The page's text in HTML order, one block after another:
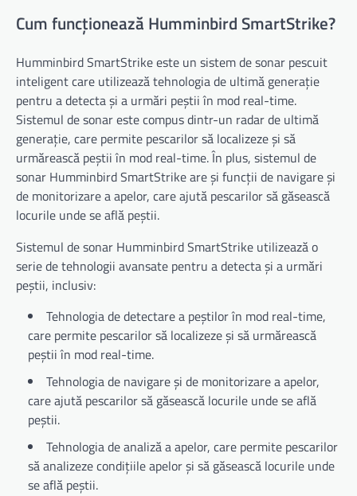
Cum funcționează Humminbird SmartStrike?
Humminbird SmartStrike este un sistem de sonar pescuit
inteligent care utilizează tehnologia de ultimă generație
pentru a detecta și a urmări peștii în mod real-time.
Sistemul de sonar este compus dintr-un radar de ultimă
generație, care permite pescarilor să localizeze și să
urmărească peștii în mod real-time. În plus, sistemul de
sonar Humminbird SmartStrike are și funcții de navigare și
de monitorizare a apelor, care ajută pescarilor să găsească
locurile unde se află peștii.
Sistemul de sonar Humminbird SmartStrike utilizează o
serie de tehnologii avansate pentru a detecta și a urmări
peștii, inclusiv:
Tehnologia de detectare a peștilor în mod real-time,
care permite pescarilor să localizeze și să urmărească
peștii în mod real-time.
Tehnologia de navigare și de monitorizare a apelor,
care ajută pescarilor să găsească locurile unde se află
peștii.
Tehnologia de analiză a apelor, care permite pescarilor
să analizeze condițiile apelor și să găsească locurile unde
se află peștii.